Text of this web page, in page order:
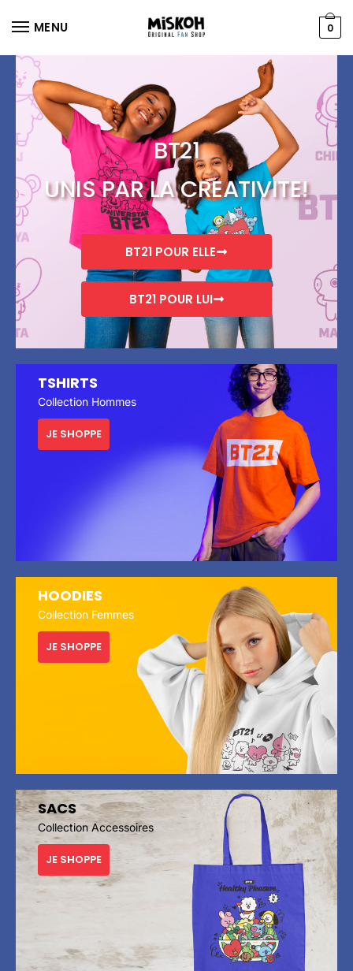
MENU 0
BT21
UNIS PAR LA CREATIVITE!
BT21 POUR ELLE
BT21 POUR LUI
TSHIRTS
Collection Hommes
JE SHOPPE
HOODIES
Collection Femmes
JE SHOPPE
SACS
Collection Accessoires
JE SHOPPE